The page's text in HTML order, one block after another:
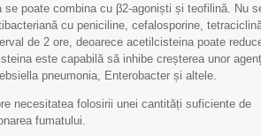
poate combina cu β2-agoniști și teofilină. Nu
cu peniciline, cefalosporine,
de 2 ore, deoarece acetilcisteina poate
este capabilă să inhibe creșterea unor
pneumonia, Enterobacter și altele.
necesitatea folosirii unei cantități suficiente de
fumatului.